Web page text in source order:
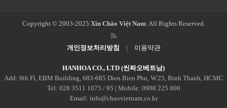
Copyright © 2003-2025 Xin Chào Việt Nam. All Rights Reserved.
개인정보처리방침 | 이용약관
HANHOA CO., LTD (씬짜오베트남)
Add: 9th Fl, EBM Building, 683-685 Dien Bien Phu, W.25, Binh Thanh, HCMC
Tel: 028 3511 1075 / 95 | Mobile: 0908 225 000
Email: info@chaovietnam.co.kr